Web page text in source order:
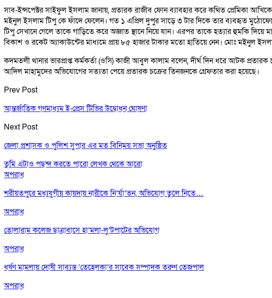
সাব-ইন্সপেক্টর সাইফুল ইসলাম জানায়, প্রতারক রাজীব ফোন ব্যাবহার করে কথিত প্রেমিকা
মইনুল ইসলাম টিপু কে ফাঁদে ফেলেন। গত ১ এপ্রিল দুপুর সাড়ে ৩ টার দিকে তার ব্যবহৃত
টিপু সেখানে গেলে তাকে গাড়িতে করে অজ্ঞাত স্থানে নিয়ে যান। এরপর তাকে হত্যার হুমকি
বিকাশ ও রকেট অ্যাকাউন্টের মাধ্যমে প্রায় ৮৫ হাজার টাকার মতো হাতিয়ে নেন। মোঃ মইনুল
কদমতলী থানার ভারপ্রাপ্ত কর্মকর্তা (ওসি) কাজী আবুল কালাম বলেন, দীর্ঘ দিন ধরে আটক
আদিল মাহামুদের অভিযোগের সত্যতা পেয়ে প্রতারক চক্রের তিনজনকে গ্রেফতার করা হয়েছে।
Prev Post
আন্তর্জাতিক গণমাধ্যম ই-প্রেস টিভির উদ্বোধন ঘোষণা
Next Post
জেলা প্রশাসক ও পুলিশ সুপার এর মত বিনিময় সভা অনুষ্ঠিত
তুমি এটাও পছন্দ করতে পারোলেখক থেকে আরো
অপরাধ
শরীয়তপুরে মধ্যযুগীয় কায়দায় নারীকে নি’র্যা’তন, অভিযোগ তুলে নিতে…
অপরাধ
তোলারাম কলেজ ছাত্রাবাসে হা’মলা-লু’টপাটের অভিযোগ
অপরাধ
ধর্ষণ মামলায় দোষী সাব্যস্ত ‘তেহেলকা’র সাবেক সম্পাদক তরুণ তেজপাল
অপরাধ